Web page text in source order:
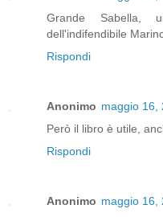
Grande Sabella,
dell'indifendibile
Rispondi
Anonimo maggio 16,
Però il libro è utile,
Rispondi
Anonimo maggio 16,